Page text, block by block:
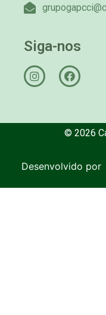
Siga-nos
© 2026
Desenvolvido por